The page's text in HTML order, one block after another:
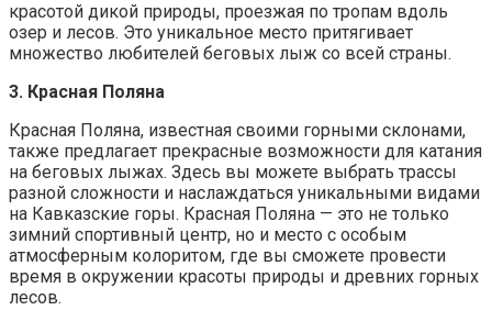
красотой дикой природы, проезжая по тропам вдоль
озер и лесов. Это уникальное место притягивает
множество любителей беговых лыж со всей страны.
3. Красная Поляна
Красная Поляна, известная своими горными склонами,
также предлагает прекрасные возможности для катания
на беговых лыжах. Здесь вы можете выбрать трассы
разной сложности и наслаждаться уникальными видами
на Кавказские горы. Красная Поляна — это не только
зимний спортивный центр, но и место с особым
атмосферным колоритом, где вы сможете провести
время в окружении красоты природы и древних горных
лесов.